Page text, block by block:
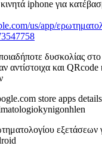
iphone για
us/app/
δυσκολίας
αντίστοιχα και QRcode
εξετάσεων